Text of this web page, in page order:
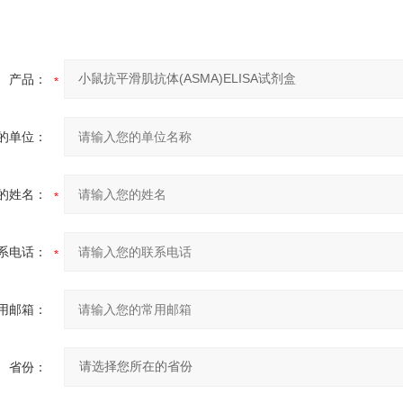
产品：
单位：
姓名：
电话：
邮箱：
省份：